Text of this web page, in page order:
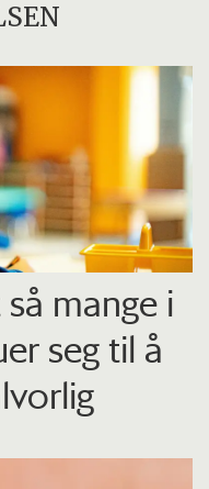
mange i
seg til å